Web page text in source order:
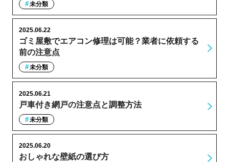
未分類
ゴミ屋敷でエアコン修理は可能？業者に依頼する
前の注意点
2025.06.22
未分類
戸車付き網戸の注意点と調整方法
2025.06.21
未分類
おしゃれな壁紙の選び方
2025.06.20